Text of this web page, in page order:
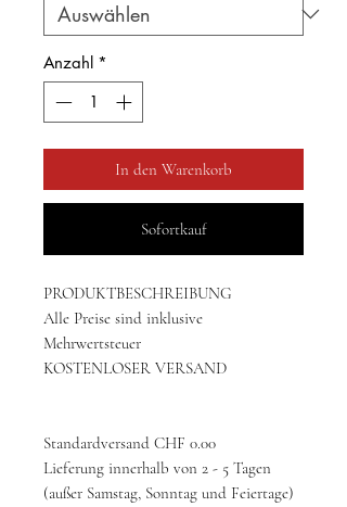
Anzahl *
In den Warenkorb
Sofortkauf
PRODUKTBESCHREIBUNG
Alle Preise sind inklusive
Mehrwertsteuer
KOSTENLOSER VERSAND
Standardversand CHF 0.00
Lieferung innerhalb von 2 - 5 Tagen
(außer Samstag, Sonntag und Feiertage)